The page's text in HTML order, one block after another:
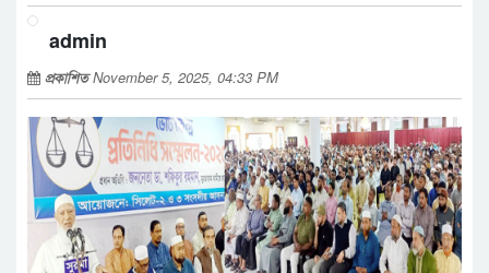
admin
প্রকাশিতNovember 5, 2025, 04:33 PM